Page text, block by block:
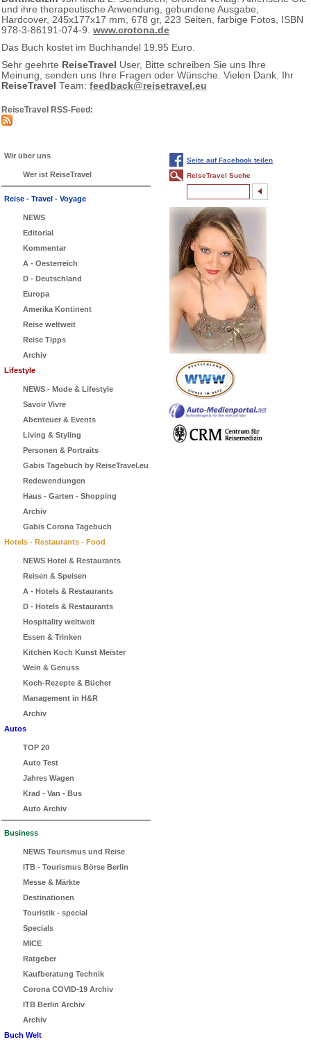
und ihre therapeutische Anwendung, gebundene Ausgabe,
Hardcover, 245x177x17 mm, 678 gr, 223 Seiten, farbige Fotos, ISBN
978-3-86191-074-9. www.crotona.de
Das Buch kostet im Buchhandel 19.95 Euro.
Sehr geehrte ReiseTravel User, Bitte schreiben Sie uns Ihre
Meinung, senden uns Ihre Fragen oder Wünsche. Vielen Dank. Ihr
ReiseTravel Team: feedback@reisetravel.eu
ReiseTravel RSS-Feed:
Wir über uns
Wer ist ReiseTravel
Reise - Travel - Voyage
NEWS
Editorial
Kommentar
A - Oesterreich
D - Deutschland
Europa
Amerika Kontinent
Reise weltweit
Reise Tipps
Archiv
Lifestyle
NEWS - Mode & Lifestyle
Savoir Vivre
Abenteuer & Events
Living & Styling
Personen & Portraits
Gabis Tagebuch by ReiseTravel.eu
Redewendungen
Haus - Garten - Shopping
Archiv
Gabis Corona Tagebuch
Hotels - Restaurants - Food
NEWS Hotel & Restaurants
Reisen & Speisen
A - Hotels & Restaurants
D - Hotels & Restaurants
Hospitality weltweit
Essen & Trinken
Kitchen Koch Kunst Meister
Wein & Genuss
Koch-Rezepte & Bücher
Management in H&R
Archiv
Autos
TOP 20
Auto Test
Jahres Wagen
Krad - Van - Bus
Auto Archiv
Business
NEWS Tourismus und Reise
ITB - Tourismus Börse Berlin
Messe & Märkte
Destinationen
Touristik - special
Specials
MICE
Ratgeber
Kaufberatung Technik
Corona COVID-19 Archiv
ITB Berlin Archiv
Archiv
Buch Welt
Seite auf Facebook teilen
ReiseTravel Suche